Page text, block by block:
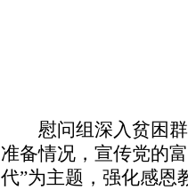
慰问组深入贫困
准备情况，宣传党的
代”为主题，强化感恩